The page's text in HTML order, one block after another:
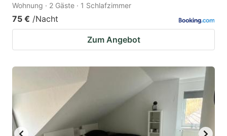
Wohnung · 2 Gäste · 1 Schlafzimmer
75 € /Nacht
Zum Angebot